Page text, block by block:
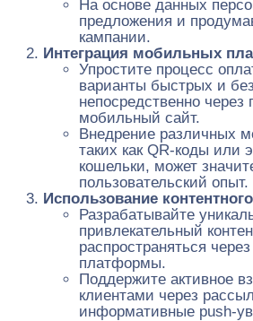
На основе данных
предложения и
кампании.
Интеграция мобильных
Упростите процесс
варианты быстрых и
непосредственно
мобильный сайт.
Внедрение различных
таких как QR-коды или
кошельки, может
пользовательский опыт.
Использование
Разрабатывайте
привлекательный
распространяться
платформы.
Поддержите активное
клиентами через
информативные push-